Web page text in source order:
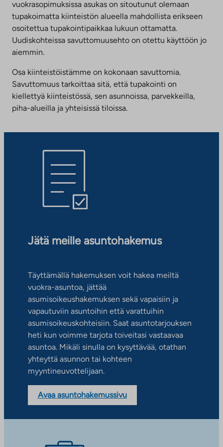
vuokrasopimuksissa asukas on sitoutunut olemaan
tupakoimatta kiinteistön alueella mahdollista erikseen
osoitettua tupakointipaikkaa lukuun ottamatta.
Uudiskohteissa savuttomuusehto on otettu käyttöön jo
aiemmin.
Osa kiinteistöistämme on kokonaan savuttomia.
Savuttomuus tarkoittaa sitä, että tupakointi on
kiellettyä kiinteistössä, sen asunnoissa, parvekkeilla,
piha-alueilla ja yhteisissä tiloissa.
Jätä meille asuntohakemus
Täyttämällä hakemuksen voit hakea meiltä
vuokra-asuntoa, jättää
asumisoikeushakemuksen sekä vapaisiin ja
vapautuviin asuntoihin että varattuihin
asumisoikeuskohteisiin. Saat asuntotarjouksen
heti kun voimme tarjota toiveitasi vastaavaa
asuntoa. Mikäli sinulla on kysyttävää, otathan
yhteyttä asunnon tai kohteen
myyntineuvottelijaan.
Avaa asuntohakemussivu